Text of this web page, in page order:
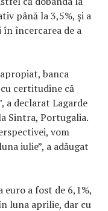
până la 3,5%, şi a
încercarea de a
banca
certitudine că
a declarat Lagarde
Sintra, Portugalia.
vom
iulie”, a adăugat
a fost de 6,1%,
luna aprilie, dar cu